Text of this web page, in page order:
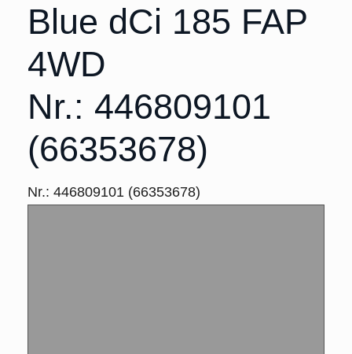
Blue dCi 185 FAP
4WD
Nr.: 446809101
(66353678)
Nr.: 446809101 (66353678)